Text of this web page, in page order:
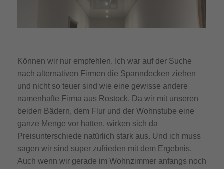
Können wir nur empfehlen. Ich war auf der Suche
nach alternativen Firmen die Spanndecken ziehen
und nicht so teuer sind wie eine gewisse andere
namenhafte Firma aus Rostock. Da wir mit unseren
beiden Bädern, dem Flur und der Wohnstube eine
ganze Menge vor hatten, wirken sich da
Preisunterschiede natürlich stark aus. Und ich muss
sagen wir sind super zufrieden mit dem Ergebnis.
Auch wenn wir gerade im Wohnzimmer anfangs noch